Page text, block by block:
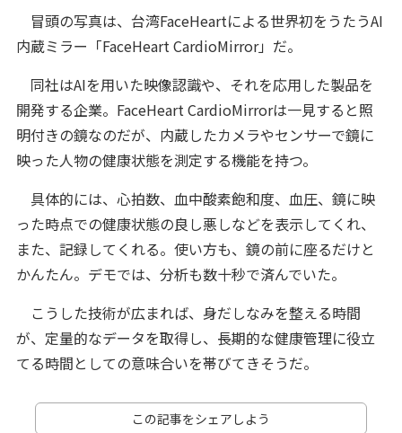
冒頭の写真は、台湾FaceHeartによる世界初をうたうAI
内蔵ミラー「FaceHeart CardioMirror」だ。
同社はAIを用いた映像認識や、それを応用した製品を
開発する企業。FaceHeart CardioMirrorは一見すると照
明付きの鏡なのだが、内蔵したカメラやセンサーで鏡に
映った人物の健康状態を測定する機能を持つ。
具体的には、心拍数、血中酸素飽和度、血圧、鏡に映
った時点での健康状態の良し悪しなどを表示してくれ、
また、記録してくれる。使い方も、鏡の前に座るだけと
かんたん。デモでは、分析も数十秒で済んでいた。
こうした技術が広まれば、身だしなみを整える時間
が、定量的なデータを取得し、長期的な健康管理に役立
てる時間としての意味合いを帯びてきそうだ。
この記事をシェアしよう